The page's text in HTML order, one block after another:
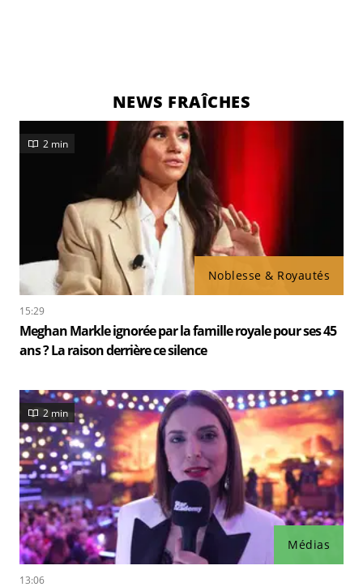
NEWS FRAÎCHES
Noblesse & Royautés
2 min
15:29
Meghan Markle ignorée par la famille royale pour ses 45
ans ? La raison derrière ce silence
Médias
2 min
13:06